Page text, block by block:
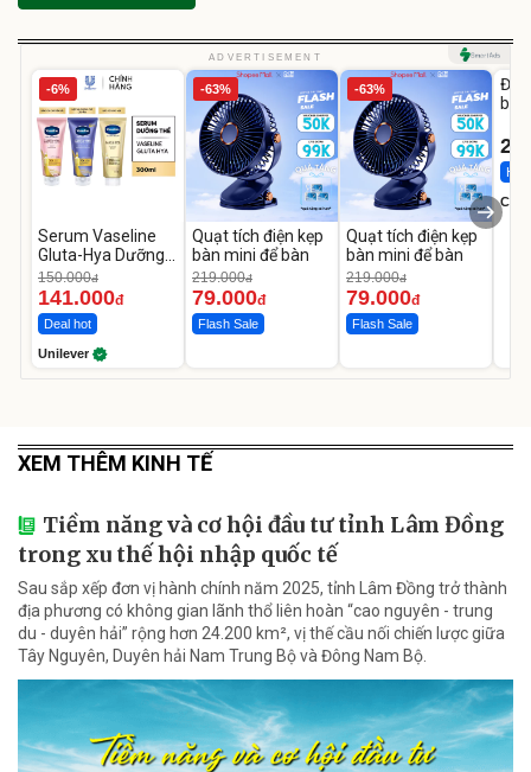
ADVERTISEMENT
-6%
Serum Vaseline
Gluta-Hya Dưỡng
Da Sáng Mịn Sau 7
Ngày
150.000đ
141.000đ
Deal hot
Unilever
-63%
Quạt tích điện kẹp
bàn mini để bàn
219.000đ
79.000đ
Flash Sale
-63%
Quạt tích điện kẹp
bàn mini để bàn
219.000đ
79.000đ
Flash Sale
Đai
bé
Hot
XEM THÊM KINH TẾ
Tiềm năng và cơ hội đầu tư tỉnh Lâm Đồng
trong xu thế hội nhập quốc tế
Sau sắp xếp đơn vị hành chính năm 2025, tỉnh Lâm Đồng trở thành
địa phương có không gian lãnh thổ liên hoàn “cao nguyên - trung
du - duyên hải” rộng hơn 24.200 km², vị thế cầu nối chiến lược giữa
Tây Nguyên, Duyên hải Nam Trung Bộ và Đông Nam Bộ.